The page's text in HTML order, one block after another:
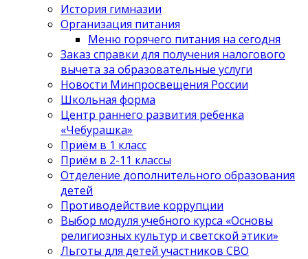
История гимназии
Организация питания
Меню горячего питания на сегодня
Заказ справки для получения налогового
вычета за образовательные услуги
Новости Минпросвещения России
Школьная форма
Центр раннего развития ребенка
«Чебурашка»
Приём в 1 класс
Приём в 2-11 классы
Отделение дополнительного образования
детей
Противодействие коррупции
Выбор модуля учебного курса «Основы
религиозных культур и светской этики»
Льготы для детей участников СВО